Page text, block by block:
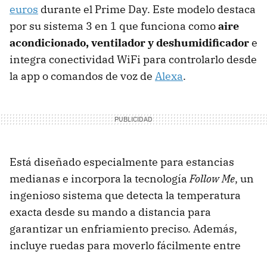
euros durante el Prime Day. Este modelo destaca
por su sistema 3 en 1 que funciona comoaire
acondicionado, ventilador y deshumidificadore
integra conectividad WiFi para controlarlo desde
la app o comandos de voz de Alexa.
Está diseñado especialmente para estancias
medianas e incorpora la tecnologíaFollow Me, un
ingenioso sistema que detecta la temperatura
exacta desde su mando a distancia para
garantizar un enfriamiento preciso. Además,
incluye ruedas para moverlo fácilmente entre